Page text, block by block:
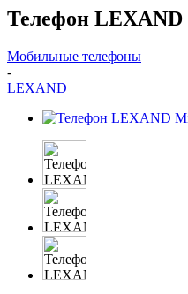
Телефон
Мобильные телефоны
-
LEXAND